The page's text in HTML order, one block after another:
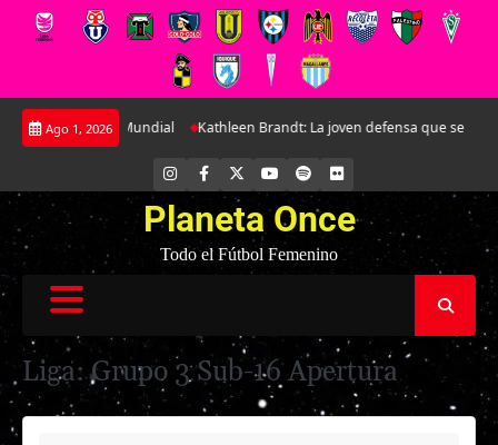
Saltar
Ago 1, 2026
para el Mundial Kathleen Brandt: La joven defensa que se ha ido
INSTAGRAM
FACEBOOK YOUTUBE
SPOTIFYFLICKR
Planeta Once
Todo el Fútbol Femenino
Liga:Grupo 3 Sub-16 Apertura